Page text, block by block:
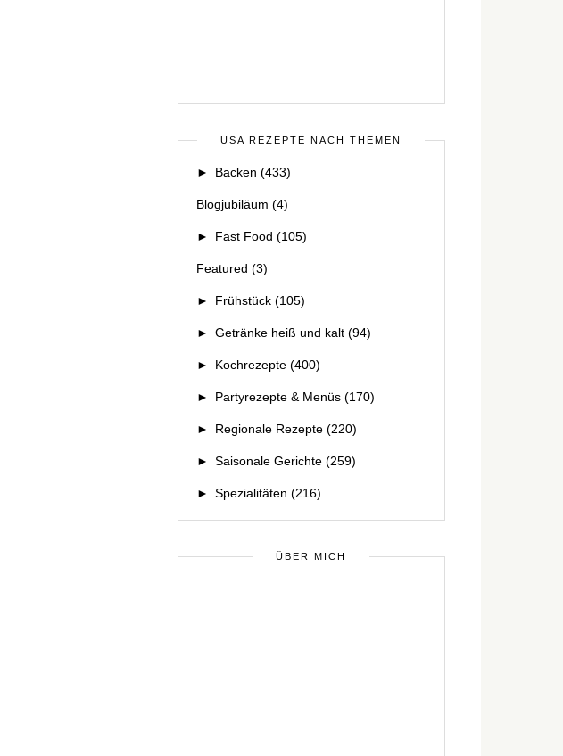
USA REZEPTE NACH THEMEN
► Backen (433)
Blogjubiläum (4)
► Fast Food (105)
Featured (3)
► Frühstück (105)
► Getränke heiß und kalt (94)
► Kochrezepte (400)
► Partyrezepte & Menüs (170)
► Regionale Rezepte (220)
► Saisonale Gerichte (259)
► Spezialitäten (216)
ÜBER MICH